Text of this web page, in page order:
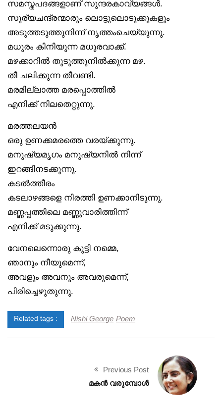
സമസ്തപദങ്ങളാണ് സുന്ദരകാവ്യങ്ങൾ.
സൂര്യചന്ദ്രന്മാരും ലൊട്ടുലൊടുക്കുകളും
അടുത്തടുത്തുനിന്ന് നൃത്തംചെയ്യുന്നു.
മധുരം കിനിയുന്ന മധുരവാക്ക്.
മഴക്കാറിൽ തുടുത്തുനിൽക്കുന്ന മഴ.
തീ ചലിക്കുന്ന തീവണ്ടി.
മരമില്ലാത്ത മരപ്പൊത്തിൽ
എനിക്ക് നിലതെറ്റുന്നു.
മരത്തലയൻ
ഒരു ഉണക്കമരത്തെ വരയ്ക്കുന്നു.
മനുഷ്യമൃഗം മനുഷ്യനിൽ നിന്ന്
ഇറങ്ങിനടക്കുന്നു.
കടൽത്തീരം
കടലാഴങ്ങളെ നിരത്തി ഉണക്കാനിടുന്നു.
മണ്ണപ്പത്തിലെ മണ്ണുവാരിത്തിന്ന്
എനിക്ക് മടുക്കുന്നു.
വേനലെന്നൊരു കുട്ടി നമ്മെ,
ഞാനും നീയുമെന്ന്,
അവളും അവനും അവരുമെന്ന്,
പിരിച്ചെഴുതുന്നു.
Related tags : Nishi George Poem
Previous Post
മകൻ വരുമ്പോൾ